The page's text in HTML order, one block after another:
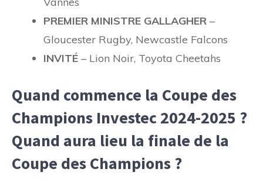
PREMIER MINISTRE GALLAGHER –
Gloucester Rugby, Newcastle Falcons
INVITÉ – Lion Noir, Toyota Cheetahs
Quand commence la Coupe des
Champions Investec 2024-2025 ?
Quand aura lieu la finale de la
Coupe des Champions ?